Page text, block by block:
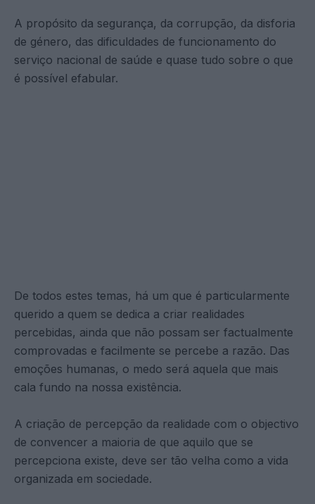
A propósito da segurança, da corrupção, da disforia
de género, das dificuldades de funcionamento do
serviço nacional de saúde e quase tudo sobre o que
é possível efabular.
De todos estes temas, há um que é particularmente
querido a quem se dedica a criar realidades
percebidas, ainda que não possam ser factualmente
comprovadas e facilmente se percebe a razão. Das
emoções humanas, o medo será aquela que mais
cala fundo na nossa existência.
A criação de percepção da realidade com o objectivo
de convencer a maioria de que aquilo que se
percepciona existe, deve ser tão velha como a vida
organizada em sociedade.